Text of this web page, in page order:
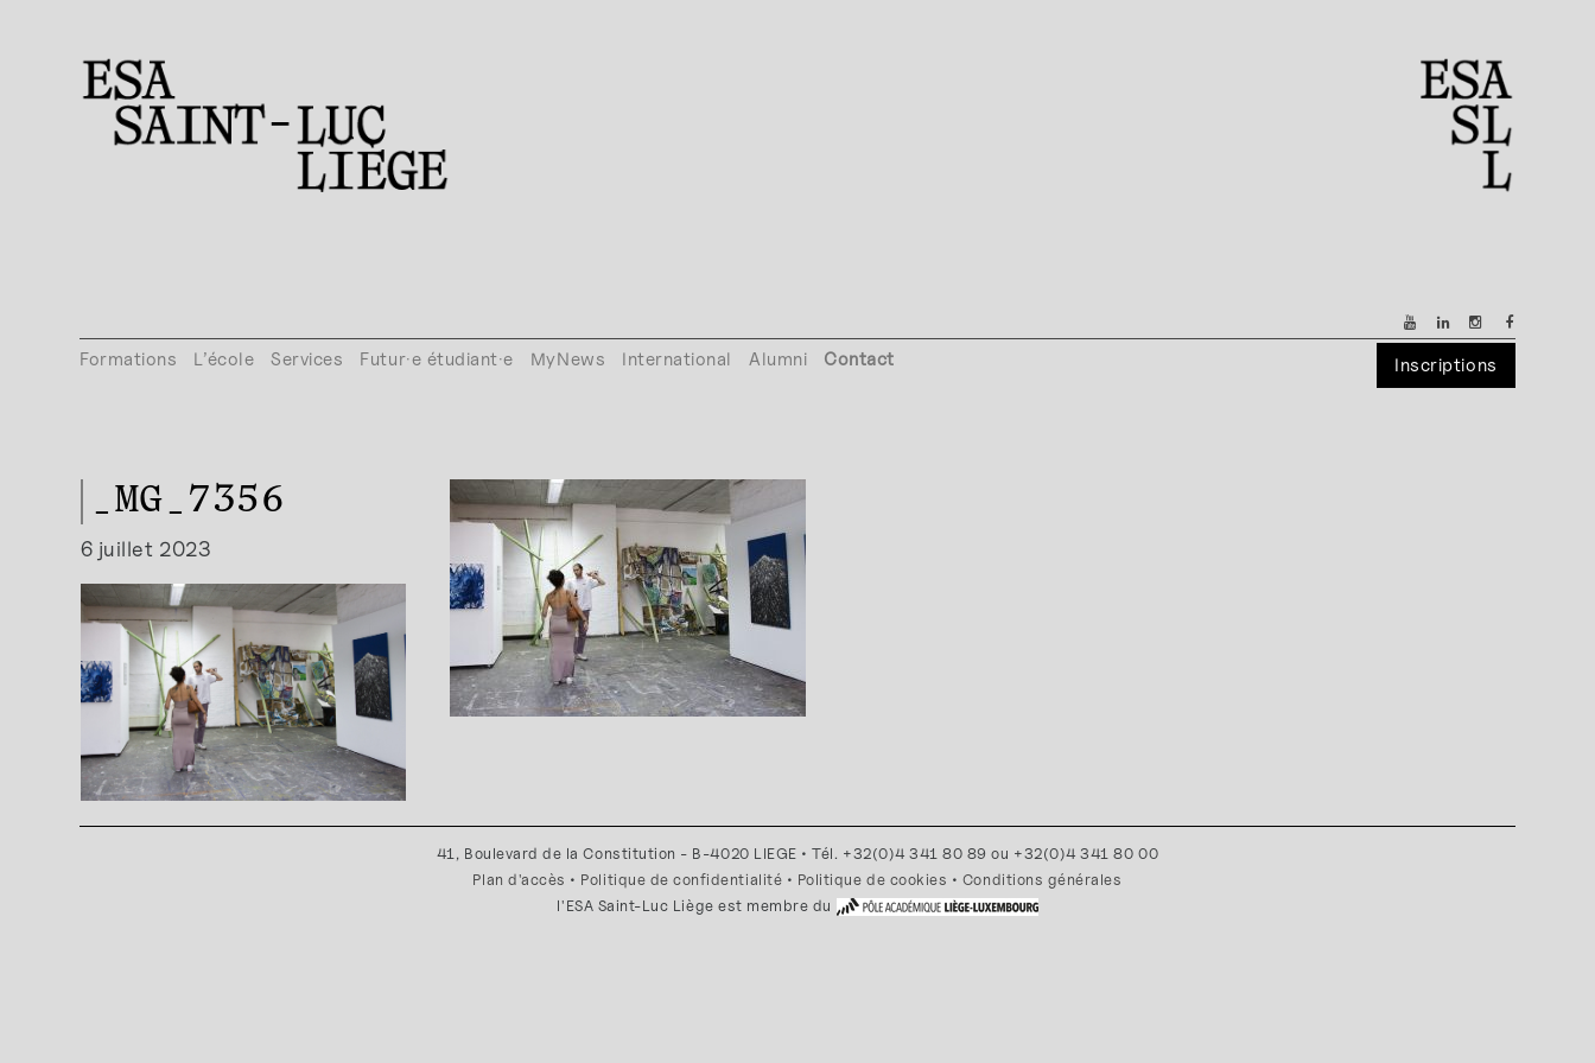
Formations L’école Services Futur·e étudiant·e MyNews International Alumni Contact Inscriptions
_MG_7356
6 juillet 2023
41, Boulevard de la Constitution - B-4020 LIEGE • Tél. +32(0)4 341 80 89 ou +32(0)4 341 80 00
Plan d'accès • Politique de confidentialité • Politique de cookies • Conditions générales
l'ESA Saint-Luc Liège est membre du